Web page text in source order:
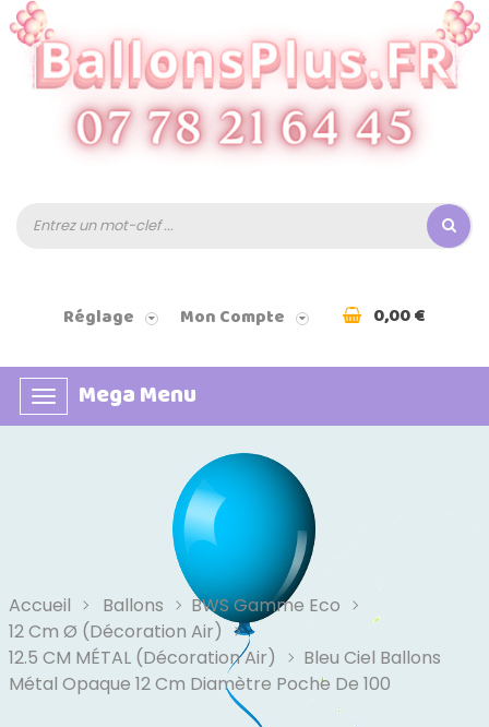
Réglage Mon Compte 0,00 €
Basculer
la
Mega Menu
Accueil Ballons
BWS Gamme Eco
12 Cm Ø (Décoration Air)
12.5 CM MÉTAL (décoration Air)
Bleu Ciel Ballons
Métal Opaque 12 Cm Diamètre Poche De 100